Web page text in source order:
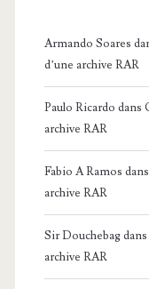
Armando Soares
d’une archive RAR
Paulo Ricardo dans
archive RAR
Fabio A Ramos dans
archive RAR
Sir Douchebagdans
archive RAR